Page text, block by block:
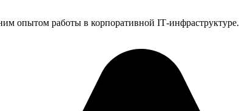
опытом работы в корпоративной IT‑инфраструктуре.